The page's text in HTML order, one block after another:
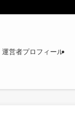
運営者プロフィール